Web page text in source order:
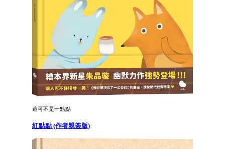
這可不是一點點
紅點點 (作者親簽版)